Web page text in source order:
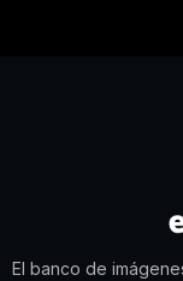
El banco de